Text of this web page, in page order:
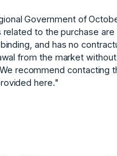
Government of
to the purchase are
and has no
from the market
‌recommend ‌contacting
‌here."